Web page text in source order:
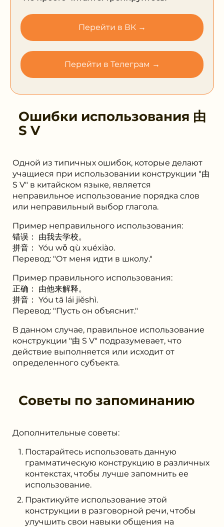
Перейти в ВК →
Перейти в Телеграм →
Ошибки использования 由
S V
Одной из типичных ошибок, которые делают
учащиеся при использовании конструкции "由
S V" в китайском языке, является
неправильное использование порядка слов
или неправильный выбор глагола.
Пример неправильного использования:
错误： 由我去学校。
拼音： Yóu wǒ qù xuéxiào.
Перевод: "От меня идти в школу."
Пример правильного использования:
正确： 由他来解释。
拼音： Yóu tā lái jiěshì.
Перевод: "Пусть он объяснит."
В данном случае, правильное использование
конструкции "由 S V" подразумевает, что
действие выполняется или исходит от
определенного субъекта.
Советы по запоминанию
Дополнительные советы:
Постарайтесь использовать данную
грамматическую конструкцию в различных
контекстах, чтобы лучше запомнить ее
использование.
Практикуйте использование этой
конструкции в разговорной речи, чтобы
улучшить свои навыки общения на